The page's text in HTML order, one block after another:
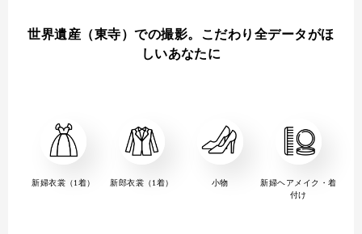
世界遺産（東寺）での撮影。こだわり全データがほ
しいあなたに
新婦衣裳（1着） 新郎衣裳（1着） 小物
新婦ヘアメイク・着
付け